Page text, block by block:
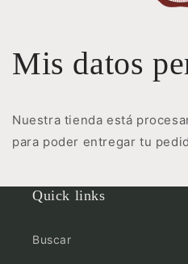
Mis datos
Nuestra tienda está
para poder entregar tu
Quick links
Buscar